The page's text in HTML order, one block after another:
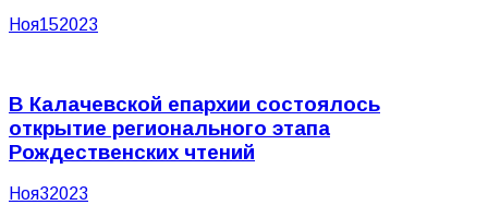
Ноя152023
В Калачевской епархии состоялось
открытие регионального этапа
Рождественских чтений
Ноя32023